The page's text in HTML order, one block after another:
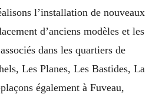
l’installation de nouveaux
d’anciens modèles et les
dans les quartiers de
Les Planes, Les Bastides, La
également à Fuveau,